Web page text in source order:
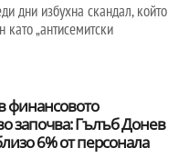
дни избухна скандал, който
„антисемитски
финансовото
започва: Гълъб Донев
6% от персонала